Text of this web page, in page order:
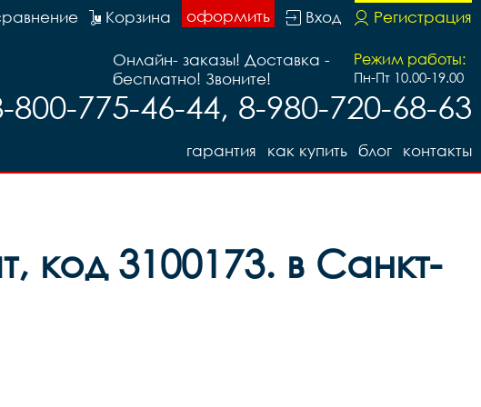
Регистрация
Вход
оформить
Корзина
Режим работы:
Пн-Пт 10.00-19.00
Онлайн- заказы! Доставка -
бесплатно! Звоните!
800-775-46-44, 8-980-720-68-63
контакты
блог
как купить
гарантия
3100173. в Санкт-